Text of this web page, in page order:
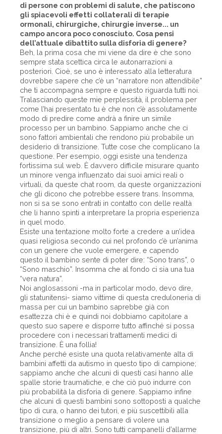
di persone con problemi di salute, che patiscono
gli spiacevoli effetti collaterali di terapie
ormonali, chirurgiche, chirurgie inverse... un
campo ancora poco conosciuto. Cosa pensi
dell’attuale dibattito sulla disforia di genere?
Beh, la prima cosa che mi viene da dire è che sono
sempre stata scettica circa le autonarrazioni a
posteriori. Cioè, se uno è interessato alla letteratura
dovrebbe sapere che c’è un “narratore non attendibile”
che ti accompagna sempre e questo riguarda tutti noi.
Tralasciando queste mie perplessità, il problema per
come l’hai presentato tu è che non c’è assolutamente
modo di predire come andrà a finire un simile
processo per un bambino. Sappiamo anche che ci
sono fattori ambientali che rendono più probabile un
desiderio di transizione. Tutte cose che complicano la
questione. Per esempio, oggi esiste una tendenza
fortissima sul web. È davvero difficile misurare quanto
un minore venga influenzato dai suoi amici reali o
virtuali, da queste chat room, da queste organizzazioni
che gli dicono che potrebbe essere trans. Insomma,
non si sa se sono entrati in contatto con delle realtà
che li hanno spinti a interpretare la propria esperienza
in quel modo.
Esiste una tentazione molto forte a credere a un’idea
quasi religiosa secondo cui nel profondo c’è un’anima
con un genere che vuole emergere, e capendo
questo il bambino sente di poter dire: “Sono trans”, o
“Sono maschio”. Insomma che al fondo ci sia una tua
“vera natura”.
Noi anglosassoni -ma in particolar modo, devo dire,
gli statunitensi- siamo vittime di questa creduloneria di
massa per cui un bambino saprebbe già con
esattezza chi è e quindi noi dobbiamo capitolare a
questo suo sapere e disporre tutto affinché si possa
procedere con i necessari trattamenti medici di
transizione. È una follia!
Anche perché esiste una quota relativamente alta di
bambini affetti da autismo in questo tipo di campione;
sappiamo anche che alcuni di questi casi hanno alle
spalle storie traumatiche, e che ciò può indurre con
più probabilità la disforia di genere. Sappiamo infine
che alcuni di questi bambini sono sottoposti a qualche
tipo di cura, o hanno dei tutori, e più suscettibili alla
transizione o meglio a pensare di volere una
transizione, più di altri. Sono tutti campanelli d’allarme